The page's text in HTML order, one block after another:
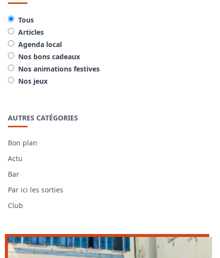
Tous
Articles
Agenda local
Nos bons cadeaux
Nos animations festives
Nos jeux
AUTRES CATÉGORIES
Bon plan
Actu
Bar
Par ici les sorties
Club